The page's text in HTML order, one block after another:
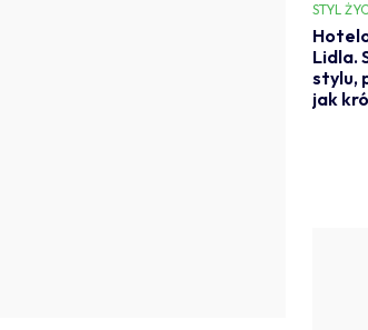
STYL
Lidla.
stylu,
jak